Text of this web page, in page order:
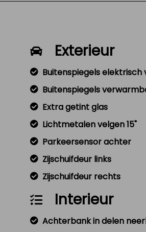
Exterieur
Buitenspiegels
Buitenspiegels
Extra getint glas
Lichtmetalen velgen 15"
Parkeersensor achter
Zijschuifdeur links
Zijschuifdeur rechts
Interieur
Achterbank in delen